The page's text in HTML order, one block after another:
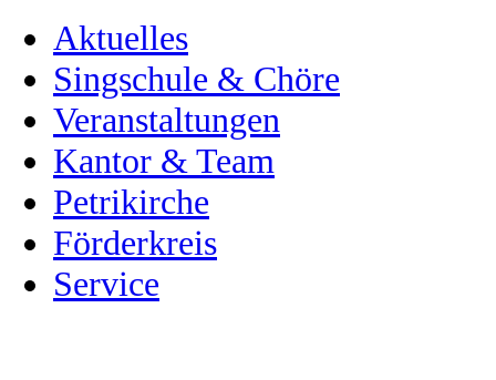
Aktuelles
Singschule & Chöre
Veranstaltungen
Kantor & Team
Petrikirche
Förderkreis
Service